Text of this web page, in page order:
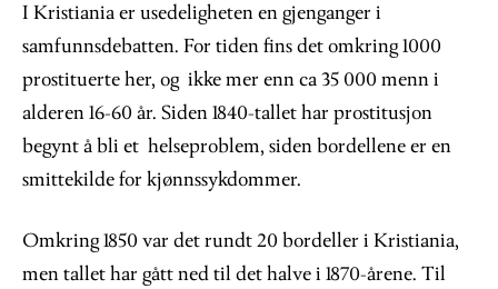
I Kristiania er usedeligheten en gjenganger i
samfunnsdebatten. For tiden fins det omkring 1000
prostituerte her, og ikke mer enn ca 35 000 menn i
alderen 16-60 år. Siden 1840-tallet har prostitusjon
begynt å bli et helseproblem, siden bordellene er en
smittekilde for kjønnssykdommer.
Omkring 1850 var det rundt 20 bordeller i Kristiania,
men tallet har gått ned til det halve i 1870-årene. Til